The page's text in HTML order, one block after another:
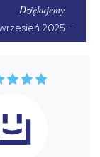
Dziękujemy
2025